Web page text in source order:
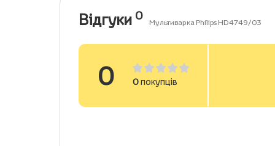
Відгуки 0 Мультиварка Philips HD4749/03
0 0покупців